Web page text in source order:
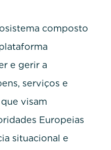
composto
e gerir a
serviços e
visam
Europeias
situacional e